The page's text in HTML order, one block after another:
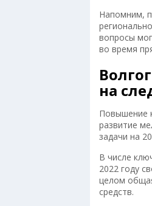
Напомним,
вопросы
во время
на
Повышение
развитие
задачи на
В числе
2022 году
целом
средств.